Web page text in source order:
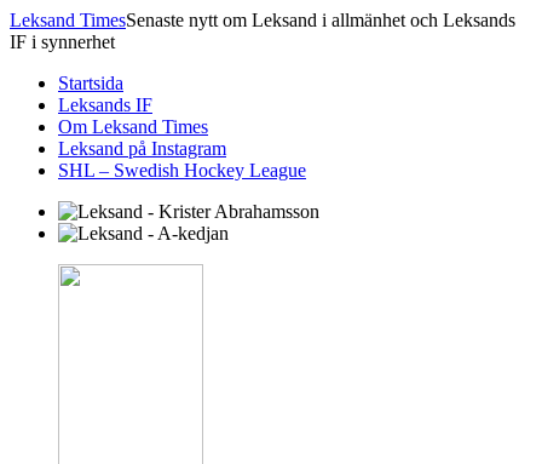
Leksand TimesSenaste nytt om Leksand i allmänhet och Leksands
IF i synnerhet
Startsida
Leksands IF
Om Leksand Times
Leksand på Instagram
SHL – Swedish Hockey League